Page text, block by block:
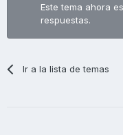
Este tema ahora
respuestas.
Ir a la lista de temas